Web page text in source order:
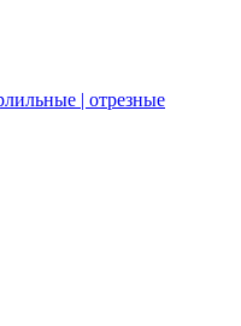
| отрезные